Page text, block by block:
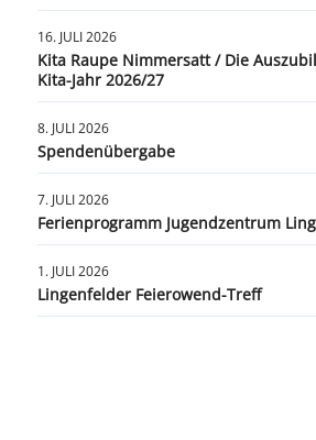
16. JULI 2026
Kita Raupe Nimmersatt / Die
Kita-Jahr 2026/27
8. JULI 2026
Spendenübergabe
7. JULI 2026
Ferienprogramm Jugendzentrum
1. JULI 2026
Lingenfelder Feierowend-Treff